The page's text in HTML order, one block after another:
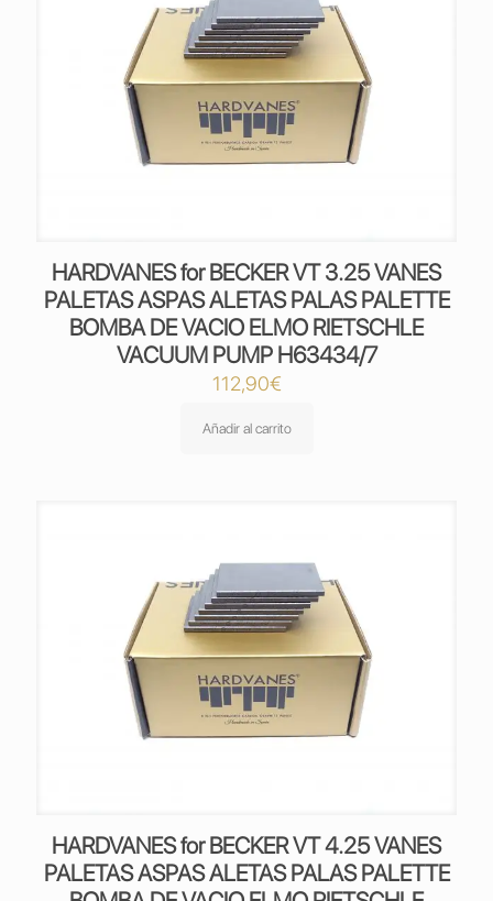
HARDVANES for BECKER VT 3.25 VANES
PALETAS ASPAS ALETAS PALAS PALETTE
BOMBA DE VACIO ELMO RIETSCHLE
VACUUM PUMP H63434/7
112,90€
Añadir al carrito
HARDVANES for BECKER VT 4.25 VANES
PALETAS ASPAS ALETAS PALAS PALETTE